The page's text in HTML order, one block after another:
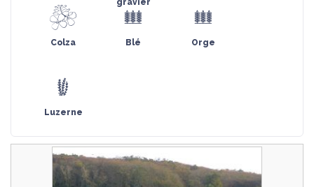
Colza Blé Orge
Luzerne